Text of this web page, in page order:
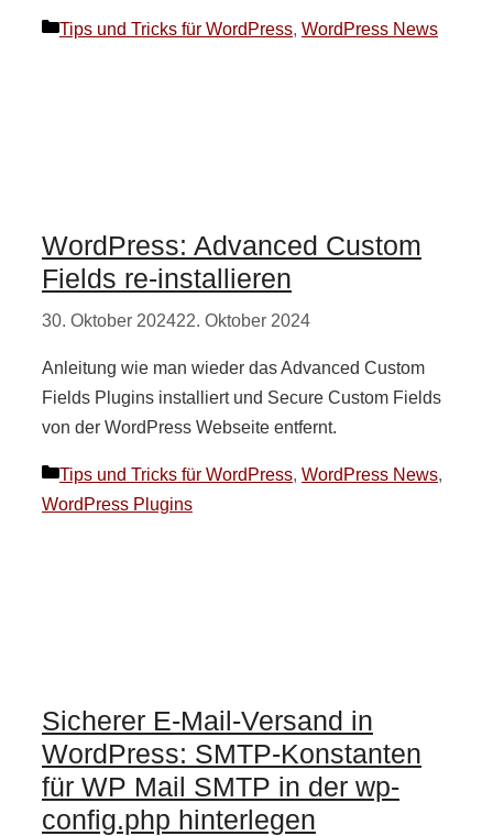
Kategorien
Tips und Tricks für WordPress, WordPress News
WordPress: Advanced Custom
Fields re-installieren
30. Oktober 202422. Oktober 2024
Anleitung wie man wieder das Advanced Custom
Fields Plugins installiert und Secure Custom Fields
von der WordPress Webseite entfernt.
Kategorien
Tips und Tricks für WordPress, WordPress News,
WordPress Plugins
Sicherer E-Mail-Versand in
WordPress: SMTP-Konstanten
für WP Mail SMTP in der wp-
config.php hinterlegen